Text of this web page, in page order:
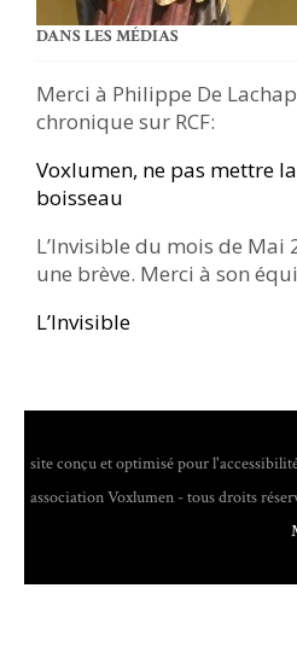
DANS LES MÉDIAS
Merci à Philippe De
chronique sur RCF:
Voxlumen, ne pas mettre
boisseau
L’Invisible du mois de Mai
une brève. Merci à son
L’Invisible
site conçu et optimisé pour
association Voxlumen - tous droits